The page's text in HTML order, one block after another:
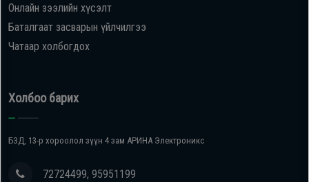
Онлайн зээлийн хүсэлт
Баталгаат засварын үйлчилгээ
Чатаар холбогдох
Холбоо барих
БЗД, 13-р хороолол зүүн 4 зам АРИНА Электроникс
72724499, 95951199